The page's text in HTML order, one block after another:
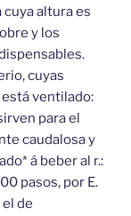
cuya altura es
y los
cuyas
ventilado:
para el
caudalosa y
á beber al r.:
pasos, por E.
el de